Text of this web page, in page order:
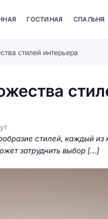
ГОСТИНАЯ СПАЛЬНЯ
стилей интерьера
стилей, каждый
затруднить выбор […]